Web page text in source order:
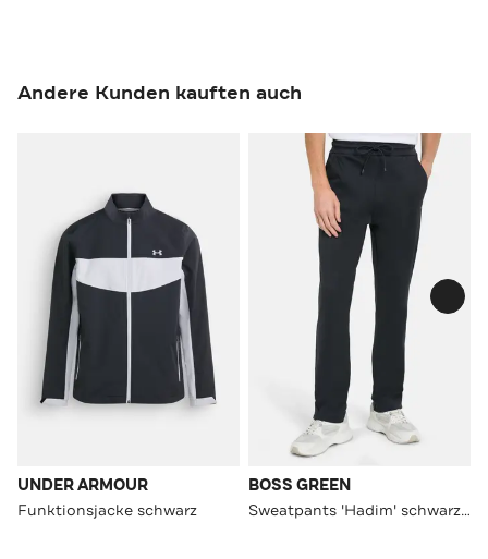
Andere Kunden kauften auch
UNDER ARMOUR
Funktionsjacke schwarz
BOSS GREEN
Sweatpants 'Hadim' schwarzblau